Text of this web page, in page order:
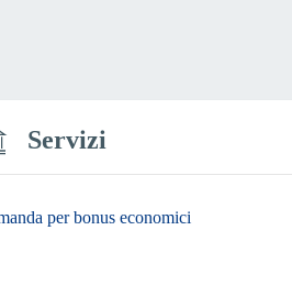
Servizi
per bonus economici